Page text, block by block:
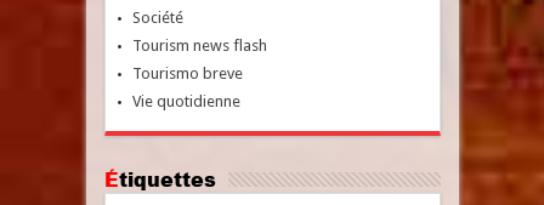
Société
Tourism news flash
Tourismo breve
Vie quotidienne
Étiquettes